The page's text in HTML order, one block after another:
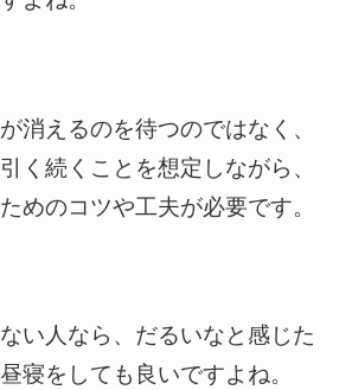
消えるのを待つのではなく、
く続くことを想定しながら、
めのコツや工夫が必要です。
い人なら、だるいなと感じた
寝をしても良いですよね。